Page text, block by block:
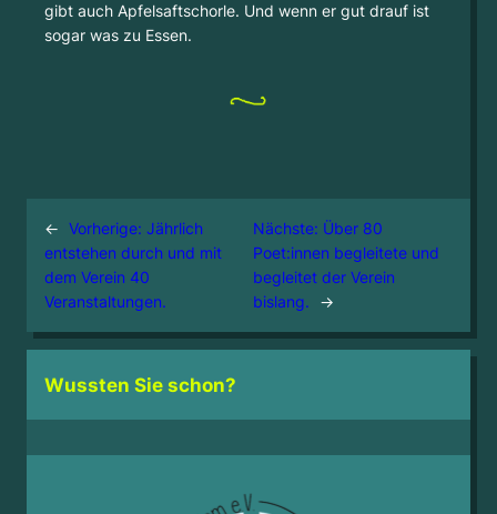
gibt auch Apfelsaftschorle. Und wenn er gut drauf ist
sogar was zu Essen.
← Vorherige: Jährlich
entstehen durch und mit
dem Verein 40
Veranstaltungen.
Nächste: Über 80
Poet:innen begleitete und
begleitet der Verein
bislang.
→
Wussten Sie schon?